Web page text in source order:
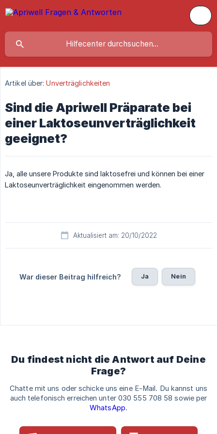
Artikel über: Unverträglichkeiten
Sind die Apriwell Präparate bei
einer Laktoseunverträglichkeit
geeignet?
Ja, alle unsere Produkte sind laktosefrei und können bei einer
Laktoseunverträglichkeit eingenommen werden.
Aktualisiert am: 20/10/2022
War dieser Beitrag hilfreich? Ja Nein
Du findest nicht die Antwort auf Deine
Frage?
Chatte mit uns oder schicke uns eine E-Mail. Du kannst uns
auch telefonisch erreichen unter 030 555 708 58 sowie per
WhatsApp.